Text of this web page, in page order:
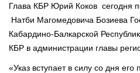
Глава КБР Юрий Коков сегодня
Натби Магомедовича Бозиева
Кабардино-Балкарской
КБР в администрации главы
«Указ вступает в силу со дня его